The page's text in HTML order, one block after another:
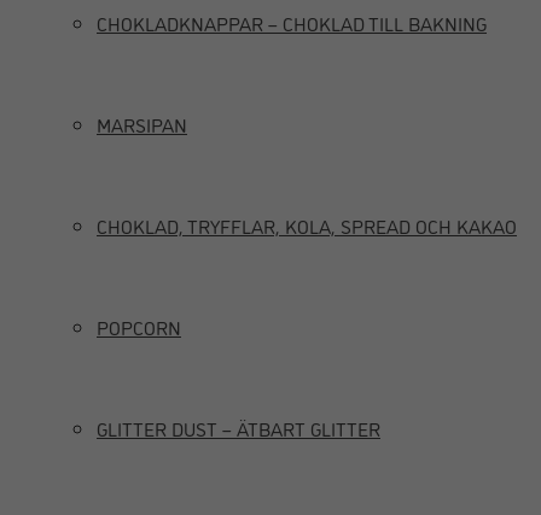
CHOKLADKNAPPAR – CHOKLAD TILL BAKNING
MARSIPAN
CHOKLAD, TRYFFLAR, KOLA, SPREAD OCH KAKAO
POPCORN
GLITTER DUST – ÄTBART GLITTER